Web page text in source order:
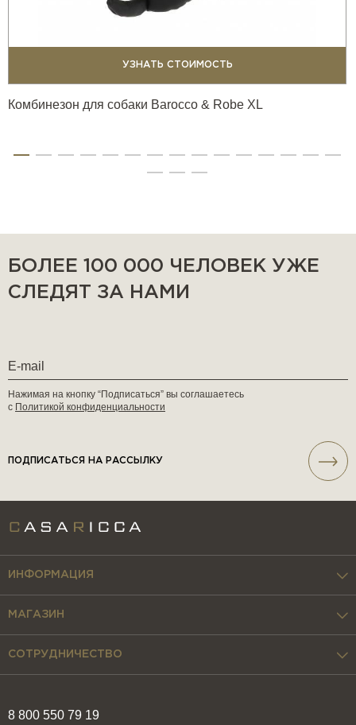
УЗНАТЬ СТОИМОСТЬ
Комбинезон для собаки Barocco & Robe XL
БОЛЕЕ 100 000 ЧЕЛОВЕК УЖЕ
СЛЕДЯТ ЗА НАМИ
Нажимая на кнопку “Подписаться” вы соглашаетесь
с Политикой конфиденциальности
ПОДПИСАТЬСЯ НА РАССЫЛКУ
8 800 550 79 19
ИНФОРМАЦИЯ
МАГАЗИН
СОТРУДНИЧЕСТВО